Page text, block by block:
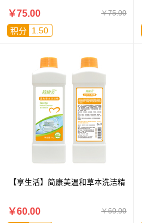
￥75.00
￥75.00
积分 1.50
【享生活】简康美温和草本洗洁精
￥60.00
￥60.00